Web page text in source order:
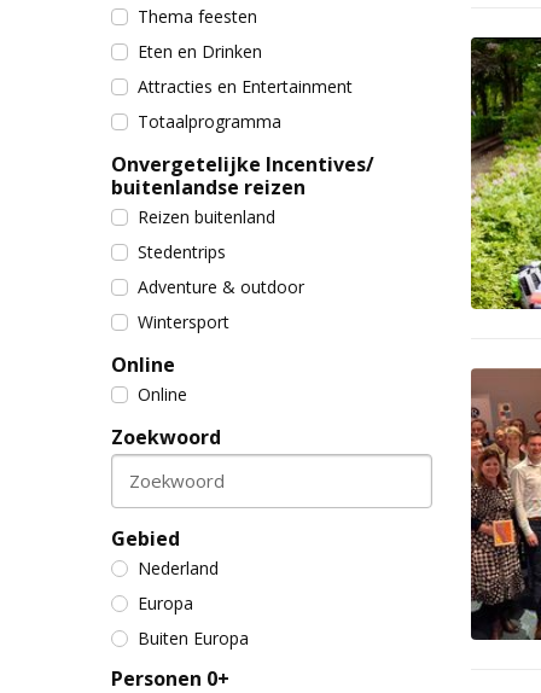
Thema feesten
Eten en Drinken
Attracties en Entertainment
Totaalprogramma
Onvergetelijke Incentives/
buitenlandse reizen
Reizen buitenland
Stedentrips
Adventure & outdoor
Wintersport
Online
Online
Zoekwoord
Zoekwoord
Gebied
Nederland
Europa
Buiten Europa
Personen 0+